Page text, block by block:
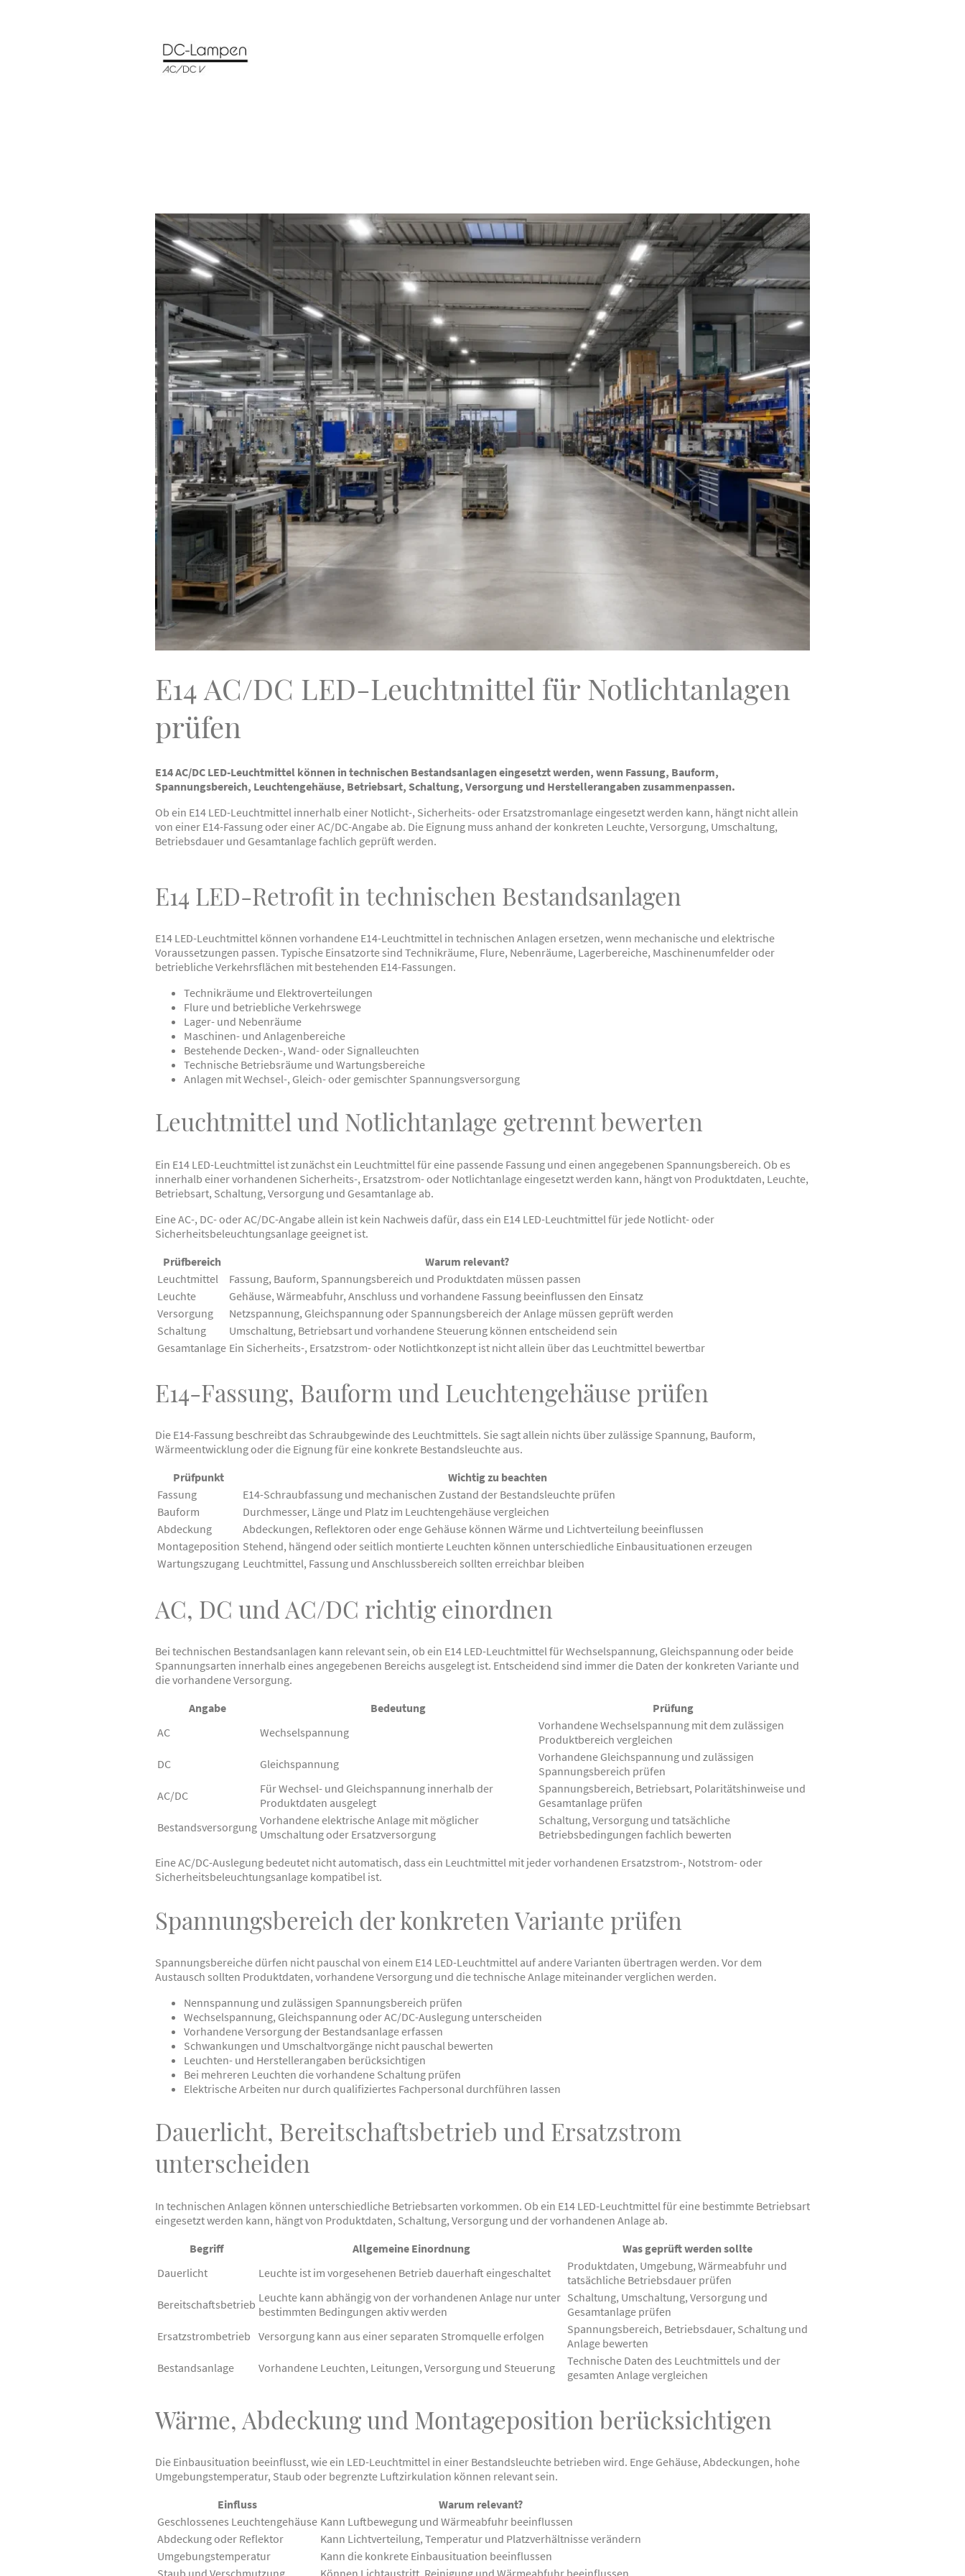
E14 AC/DC LED-Leuchtmittel für Notlichtanlagen
prüfen
E14 AC/DC LED-Leuchtmittel können in technischen Bestandsanlagen eingesetzt werden, wenn Fassung, Bauform,
Spannungsbereich, Leuchtengehäuse, Betriebsart, Schaltung, Versorgung und Herstellerangaben zusammenpassen.
Ob ein E14 LED-Leuchtmittel innerhalb einer Notlicht-, Sicherheits- oder Ersatzstromanlage eingesetzt werden kann, hängt nicht allein
von einer E14-Fassung oder einer AC/DC-Angabe ab. Die Eignung muss anhand der konkreten Leuchte, Versorgung, Umschaltung,
Betriebsdauer und Gesamtanlage fachlich geprüft werden.
E14 LED-Retrofit in technischen Bestandsanlagen
E14 LED-Leuchtmittel können vorhandene E14-Leuchtmittel in technischen Anlagen ersetzen, wenn mechanische und elektrische
Voraussetzungen passen. Typische Einsatzorte sind Technikräume, Flure, Nebenräume, Lagerbereiche, Maschinenumfelder oder
betriebliche Verkehrsflächen mit bestehenden E14-Fassungen.
Technikräume und Elektroverteilungen
Flure und betriebliche Verkehrswege
Lager- und Nebenräume
Maschinen- und Anlagenbereiche
Bestehende Decken-, Wand- oder Signalleuchten
Technische Betriebsräume und Wartungsbereiche
Anlagen mit Wechsel-, Gleich- oder gemischter Spannungsversorgung
Leuchtmittel und Notlichtanlage getrennt bewerten
Ein E14 LED-Leuchtmittel ist zunächst ein Leuchtmittel für eine passende Fassung und einen angegebenen Spannungsbereich. Ob es
innerhalb einer vorhandenen Sicherheits-, Ersatzstrom- oder Notlichtanlage eingesetzt werden kann, hängt von Produktdaten, Leuchte,
Betriebsart, Schaltung, Versorgung und Gesamtanlage ab.
Eine AC-, DC- oder AC/DC-Angabe allein ist kein Nachweis dafür, dass ein E14 LED-Leuchtmittel für jede Notlicht- oder
Sicherheitsbeleuchtungsanlage geeignet ist.
Prüfbereich
Warum relevant?
Leuchtmittel
Fassung, Bauform, Spannungsbereich und Produktdaten müssen passen
Leuchte
Gehäuse, Wärmeabfuhr, Anschluss und vorhandene Fassung beeinflussen den Einsatz
Versorgung
Netzspannung, Gleichspannung oder Spannungsbereich der Anlage müssen geprüft werden
Schaltung
Umschaltung, Betriebsart und vorhandene Steuerung können entscheidend sein
Gesamtanlage Ein Sicherheits-, Ersatzstrom- oder Notlichtkonzept ist nicht allein über das Leuchtmittel bewertbar
E14-Fassung, Bauform und Leuchtengehäuse prüfen
Die E14-Fassung beschreibt das Schraubgewinde des Leuchtmittels. Sie sagt allein nichts über zulässige Spannung, Bauform,
Wärmeentwicklung oder die Eignung für eine konkrete Bestandsleuchte aus.
Prüfpunkt
Wichtig zu beachten
Fassung
E14-Schraubfassung und mechanischen Zustand der Bestandsleuchte prüfen
Bauform
Durchmesser, Länge und Platz im Leuchtengehäuse vergleichen
Abdeckung
Abdeckungen, Reflektoren oder enge Gehäuse können Wärme und Lichtverteilung beeinflussen
Montageposition Stehend, hängend oder seitlich montierte Leuchten können unterschiedliche Einbausituationen erzeugen
Wartungszugang Leuchtmittel, Fassung und Anschlussbereich sollten erreichbar bleiben
AC, DC und AC/DC richtig einordnen
Bei technischen Bestandsanlagen kann relevant sein, ob ein E14 LED-Leuchtmittel für Wechselspannung, Gleichspannung oder beide
Spannungsarten innerhalb eines angegebenen Bereichs ausgelegt ist. Entscheidend sind immer die Daten der konkreten Variante und
die vorhandene Versorgung.
Angabe
Bedeutung
Prüfung
AC
Wechselspannung
Vorhandene Wechselspannung mit dem zulässigen
Produktbereich vergleichen
DC
Gleichspannung
Vorhandene Gleichspannung und zulässigen
Spannungsbereich prüfen
AC/DC
Für Wechsel- und Gleichspannung innerhalb der
Produktdaten ausgelegt
Spannungsbereich, Betriebsart, Polaritätshinweise und
Gesamtanlage prüfen
Bestandsversorgung Vorhandene elektrische Anlage mit möglicher
Umschaltung oder Ersatzversorgung
Schaltung, Versorgung und tatsächliche
Betriebsbedingungen fachlich bewerten
Eine AC/DC-Auslegung bedeutet nicht automatisch, dass ein Leuchtmittel mit jeder vorhandenen Ersatzstrom-, Notstrom- oder
Sicherheitsbeleuchtungsanlage kompatibel ist.
Spannungsbereich der konkreten Variante prüfen
Spannungsbereiche dürfen nicht pauschal von einem E14 LED-Leuchtmittel auf andere Varianten übertragen werden. Vor dem
Austausch sollten Produktdaten, vorhandene Versorgung und die technische Anlage miteinander verglichen werden.
Nennspannung und zulässigen Spannungsbereich prüfen
Wechselspannung, Gleichspannung oder AC/DC-Auslegung unterscheiden
Vorhandene Versorgung der Bestandsanlage erfassen
Schwankungen und Umschaltvorgänge nicht pauschal bewerten
Leuchten- und Herstellerangaben berücksichtigen
Bei mehreren Leuchten die vorhandene Schaltung prüfen
Elektrische Arbeiten nur durch qualifiziertes Fachpersonal durchführen lassen
Dauerlicht, Bereitschaftsbetrieb und Ersatzstrom
unterscheiden
In technischen Anlagen können unterschiedliche Betriebsarten vorkommen. Ob ein E14 LED-Leuchtmittel für eine bestimmte Betriebsart
eingesetzt werden kann, hängt von Produktdaten, Schaltung, Versorgung und der vorhandenen Anlage ab.
Begriff
Allgemeine Einordnung
Was geprüft werden sollte
Dauerlicht
Leuchte ist im vorgesehenen Betrieb dauerhaft eingeschaltet
Produktdaten, Umgebung, Wärmeabfuhr und
tatsächliche Betriebsdauer prüfen
Bereitschaftsbetrieb Leuchte kann abhängig von der vorhandenen Anlage nur unter
bestimmten Bedingungen aktiv werden
Schaltung, Umschaltung, Versorgung und
Gesamtanlage prüfen
Ersatzstrombetrieb Versorgung kann aus einer separaten Stromquelle erfolgen
Spannungsbereich, Betriebsdauer, Schaltung und
Anlage bewerten
Bestandsanlage
Vorhandene Leuchten, Leitungen, Versorgung und Steuerung
Technische Daten des Leuchtmittels und der
gesamten Anlage vergleichen
Wärme, Abdeckung und Montageposition berücksichtigen
Die Einbausituation beeinflusst, wie ein LED-Leuchtmittel in einer Bestandsleuchte betrieben wird. Enge Gehäuse, Abdeckungen, hohe
Umgebungstemperatur, Staub oder begrenzte Luftzirkulation können relevant sein.
Einfluss
Warum relevant?
Geschlossenes Leuchtengehäuse Kann Luftbewegung und Wärmeabfuhr beeinflussen
Abdeckung oder Reflektor
Kann Lichtverteilung, Temperatur und Platzverhältnisse verändern
Umgebungstemperatur
Kann die konkrete Einbausituation beeinflussen